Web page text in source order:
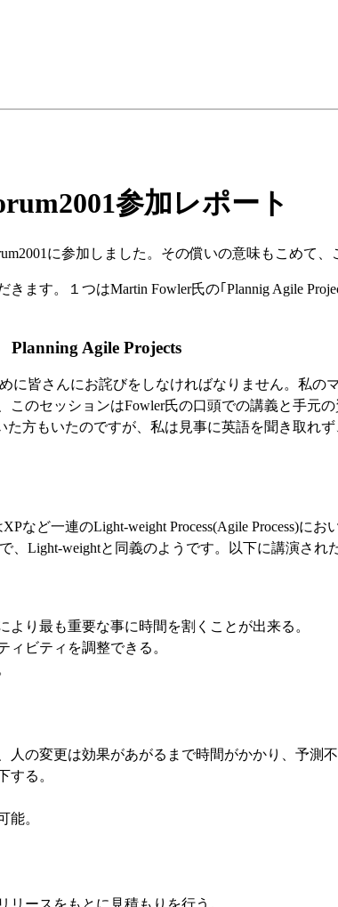
参加レポート
に参加しました。その償いの意味もこめて、
ます。１つはMartin Fowler氏の｢Plannig Agile
Planning Agile Projects
に皆さんにお詫びをしなければなりません。私の
のセッションはFowler氏の口頭での講義と手元
方もいたのですが、私は見事に英語を聞き取れ
など一連のLight-weight Process(Agile Process)に
Light-weightと同義のようです。以下に講演さ
り最も重要な事に時間を割くことが出来る。
ビティを調整できる。
の変更は効果があがるまで時間がかかり、予測不
する。
能。
ースをもとに見積もりを行う。